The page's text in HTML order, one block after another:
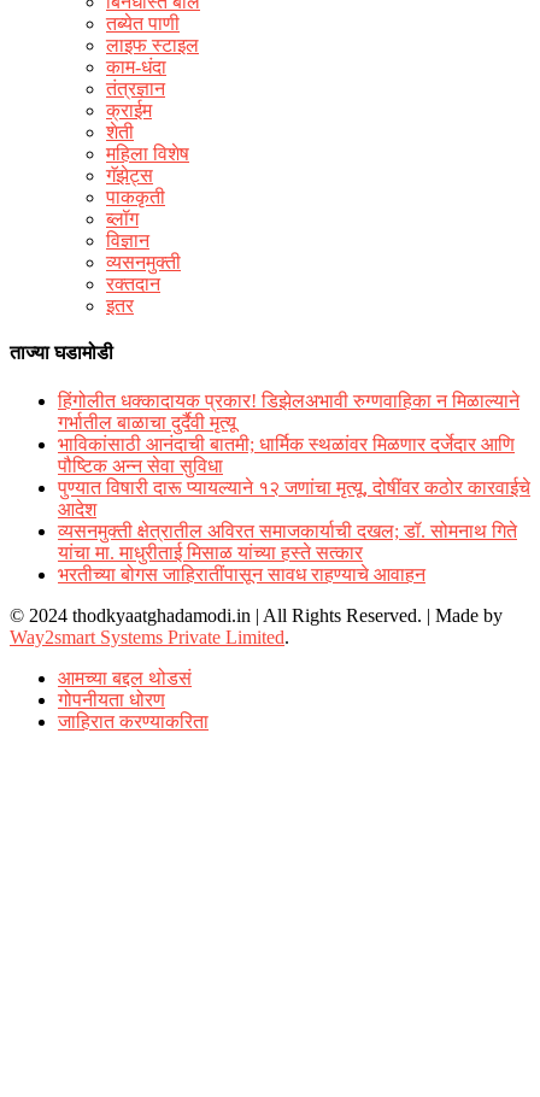
तब्येत पाणी
लाइफ स्टाइल
काम-धंदा
तंत्रज्ञान
क्राईम
शेती
महिला विशेष
गॅझेट्स
पाककृती
ब्लॉग
विज्ञान
व्यसनमुक्ती
रक्‍तदान
इतर
ताज्या घडामोडी
हिंगोलीत धक्कादायक प्रकार! डिझेलअभावी रुग्णवाहिका न मिळाल्याने
गर्भातील बाळाचा दुर्दैवी मृत्यू
भाविकांसाठी आनंदाची बातमी; धार्मिक स्थळांवर मिळणार दर्जेदार आणि
पौष्टिक अन्न सेवा सुविधा
पुण्यात विषारी दारू प्यायल्याने १२ जणांचा मृत्यू, दोषींवर कठोर कारवाईचे
आदेश
व्यसनमुक्ती क्षेत्रातील अविरत समाजकार्याची दखल; डॉ. सोमनाथ गिते
यांचा मा. माधुरीताई मिसाळ यांच्या हस्ते सत्कार
भरतीच्या बोगस जाहिरातींपासून सावध राहण्याचे आवाहन
© 2024 thodkyaatghadamodi.in | All Rights Reserved. | Made by
Way2smart Systems Private Limited.
आमच्या बद्दल थोडसं
गोपनीयता धोरण
जाहिरात करण्याकरिता